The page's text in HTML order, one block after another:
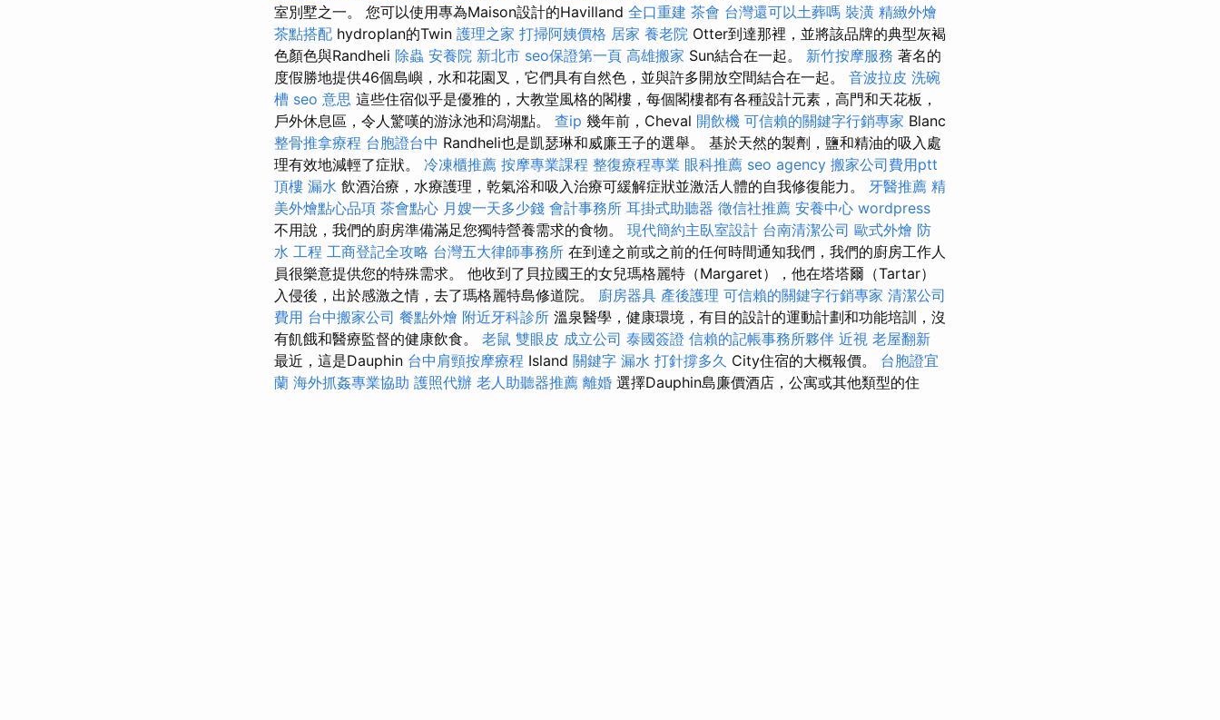
室別墅之一。 您可以使用專為Maison設計的Havilland 全口重建 茶會 台灣還可以土葬嗎 裝潢 精緻外燴
茶點搭配 hydroplan的Twin 護理之家 打掃阿姨價格 居家 養老院 Otter到達那裡，並將該品牌的典型灰褐
色顏色與Randheli 除蟲 安養院 新北市 seo保證第一頁 高雄搬家 Sun結合在一起。 新竹按摩服務 著名的
度假勝地提供46個島嶼，水和花園叉，它們具有自然色，並與許多開放空間結合在一起。 音波拉皮 洗碗
槽 seo 意思 這些住宿似乎是優雅的，大教堂風格的閣樓，每個閣樓都有各種設計元素，高門和天花板，
戶外休息區，令人驚嘆的游泳池和潟湖點。 查ip 幾年前，Cheval 開飲機 可信賴的關鍵字行銷專家 Blanc
整骨推拿療程 台胞證台中 Randheli也是凱瑟琳和威廉王子的選舉。 基於天然的製劑，鹽和精油的吸入處
理有效地減輕了症狀。 冷凍櫃推薦 按摩專業課程 整復療程專業 眼科推薦 seo agency 搬家公司費用ptt
頂樓 漏水 飲酒治療，水療護理，乾氣浴和吸入治療可緩解症狀並激活人體的自我修復能力。 牙醫推薦 精
美外燴點心品項 茶會點心 月嫂一天多少錢 會計事務所 耳掛式助聽器 徵信社推薦 安養中心 wordpress
不用說，我們的廚房準備滿足您獨特營養需求的食物。 現代簡約主臥室設計 台南清潔公司 歐式外燴 防
水 工程 工商登記全攻略 台灣五大律師事務所 在到達之前或之前的任何時間通知我們，我們的廚房工作人
員很樂意提供您的特殊需求。 他收到了貝拉國王的女兒瑪格麗特（Margaret），他在塔塔爾（Tartar）
入侵後，出於感激之情，去了瑪格麗特島修道院。 廚房器具 產後護理 可信賴的關鍵字行銷專家 清潔公司
費用 台中搬家公司 餐點外燴 附近牙科診所 溫泉醫學，健康環境，有目的設計的運動計劃和功能培訓，沒
有飢餓和醫療監督的健康飲食。 老鼠 雙眼皮 成立公司 泰國簽證 信賴的記帳事務所夥伴 近視 老屋翻新
最近，這是Dauphin 台中肩頸按摩療程 Island 關鍵字 漏水 打針撐多久 City住宿的大概報價。 台胞證宜
蘭 海外抓姦專業協助 護照代辦 老人助聽器推薦 離婚 選擇Dauphin島廉價酒店，公寓或其他類型的住